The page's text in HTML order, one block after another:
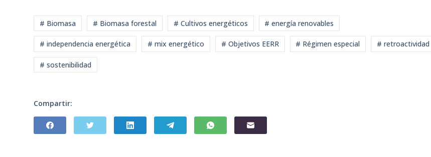
# Biomasa # Biomasa forestal # Cultivos energéticos # energía renovables
# independencia energética # mix energético # Objetivos EERR # Régimen especial # retroactividad
# sostenibilidad
Compartir: